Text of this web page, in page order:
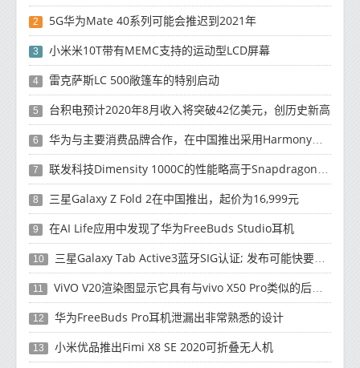
2 5G华为Mate 40系列可能会推迟到2021年
3 小米米10T带有MEMC支持的运动型LCD屏幕
4 雷克萨斯LC 500敞篷车的特别启动
5 台积电预计2020年8月收入将突破42亿美元，创历史新高
6 华为与主要消费品牌合作，在中国推出采用HarmonyOS 2.0的智能家居产品
7 联发科技Dimensity 1000C的性能略高于Snapdragon 765G
8 三星Galaxy Z Fold 2在中国推出，起价为16,999元
9 在AI Life应用中发现了华为FreeBuds Studio耳机
10 三星Galaxy Tab Active3蓝牙SIG认证; 发布可能快要结束了
11 ViVO V20渲染图显示它具有与vivo X50 Pro类似的后部设计
12 华为FreeBuds Pro耳机泄漏出非常熟悉的设计
13 小米优品推出Fimi X8 SE 2020可折叠无人机